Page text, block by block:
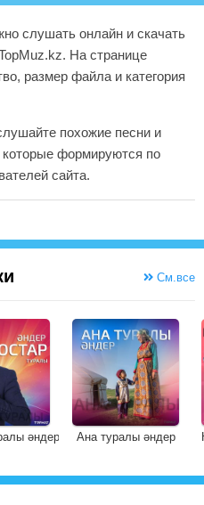
слушать онлайн и скачать
На странице
размер файла и категория
похожие песни и
формируются по
сайта.
См.все
әндер Ана туралы әндер